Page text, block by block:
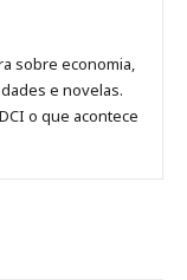
sobre economia,
e novelas.
o que acontece